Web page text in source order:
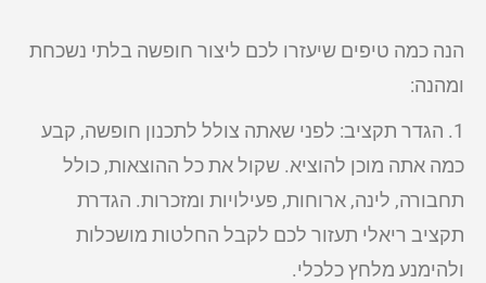
הנה כמה טיפים שיעזרו לכם ליצור חופשה בלתי נשכחת
ומהנה:
1. הגדר תקציב: לפני שאתה צולל לתכנון חופשה, קבע
כמה אתה מוכן להוציא. שקול את כל ההוצאות, כולל
תחבורה, לינה, ארוחות, פעילויות ומזכרות. הגדרת
תקציב ריאלי תעזור לכם לקבל החלטות מושכלות
ולהימנע מלחץ כלכלי.